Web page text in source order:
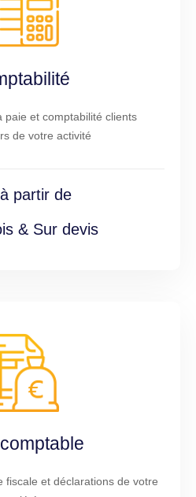
paie et comptabilité clients
de votre activité
partir de
& Sur devis
fiscale et déclarations de votre